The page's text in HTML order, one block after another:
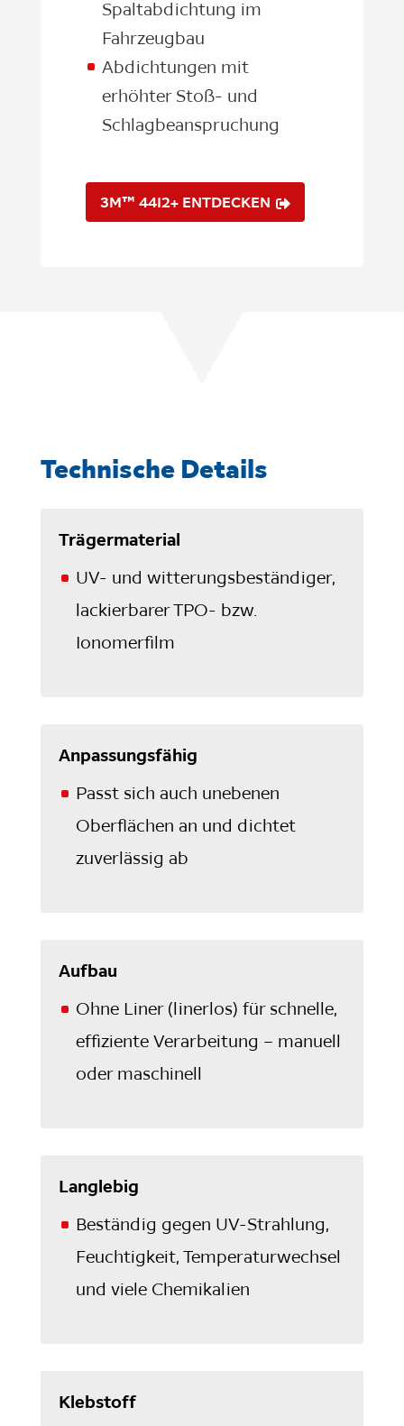
Spaltabdichtung im
Fahrzeugbau
Abdichtungen mit
erhöhter Stoß- und
Schlagbeanspruchung
3M™ 4412+ ENTDECKEN 
Technische Details
Trägermaterial
UV- und witterungsbeständiger,
lackierbarer TPO- bzw.
Ionomerfilm
Anpassungsfähig
Passt sich auch unebenen
Oberflächen an und dichtet
zuverlässig ab
Aufbau
Ohne Liner (linerlos) für schnelle,
effiziente Verarbeitung – manuell
oder maschinell
Langlebig
Beständig gegen UV-Strahlung,
Feuchtigkeit, Temperaturwechsel
und viele Chemikalien
Klebstoff